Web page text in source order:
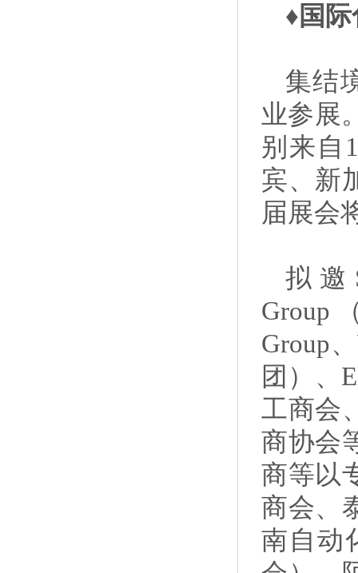
♦国
集结
业参展
别来自
宾、新
届展会
拟邀
Group
Group
团）、
工商会
商协会
商等以
商会、
南自动